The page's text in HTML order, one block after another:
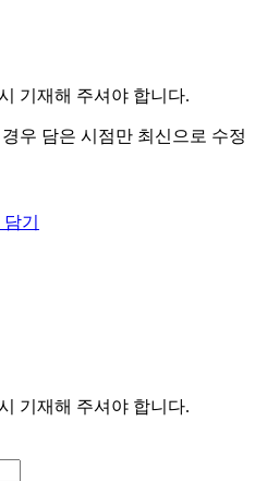
기재해 주셔야 합니다.
우 담은 시점만 최신으로 수정
기
기재해 주셔야 합니다.